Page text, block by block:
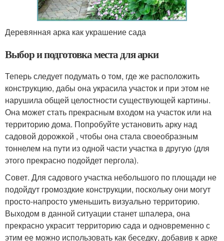
Деревянная арка как украшение сада
Выбор и подготовка места для арки
Теперь следует подумать о том, где же расположить
конструкцию, дабы она украсила участок и при этом не
нарушила общей целостности существующей картины.
Она может стать прекрасным входом на участок или на
территорию дома. Попробуйте установить арку над
садовой дорожкой , чтобы она стала своеобразным
тоннелем на пути из одной части участка в другую (для
этого прекрасно подойдет пергола).
Совет. Для садового участка небольшого по площади не
подойдут громоздкие конструкции, поскольку они могут
просто-напросто уменьшить визуально территорию.
Выходом в данной ситуации станет шпалера, она
прекрасно украсит территорию сада и одновременно с
этим ее можно использовать как беседку, добавив к арке